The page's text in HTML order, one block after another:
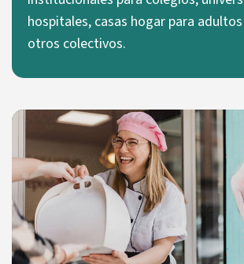
hospitales, casas hogar para
otros colectivos.